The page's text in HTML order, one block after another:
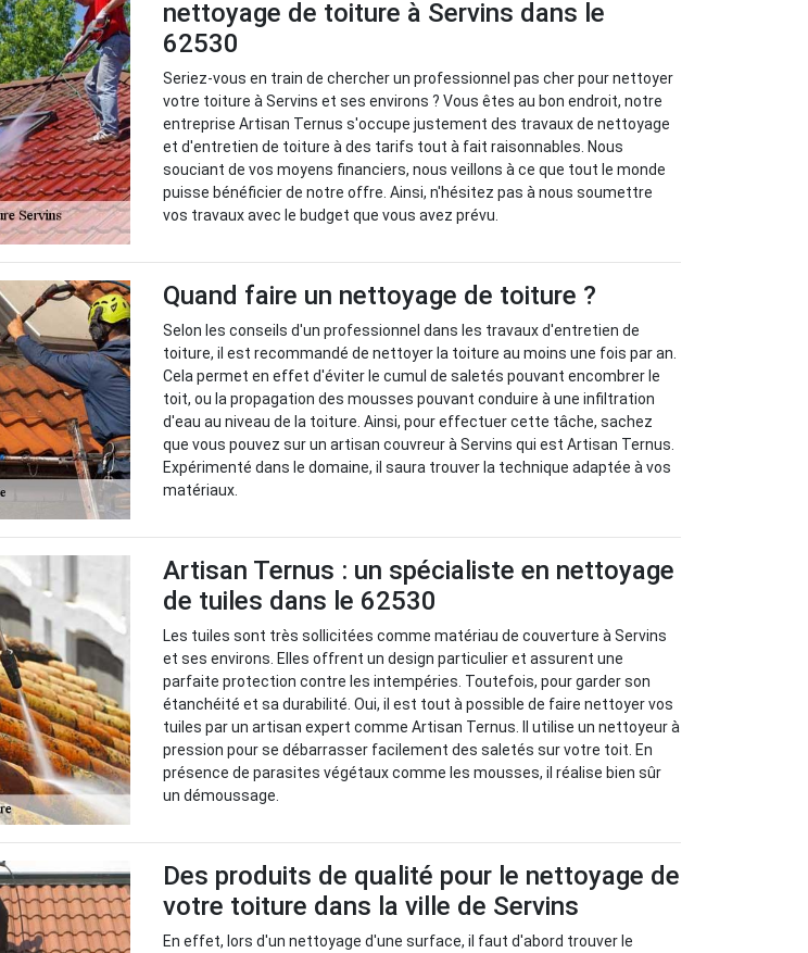
nettoyage de toiture à Servins dans le
62530
Seriez-vous en train de chercher un professionnel pas cher pour nettoyer
votre toiture à Servins et ses environs ? Vous êtes au bon endroit, notre
entreprise Artisan Ternus s'occupe justement des travaux de nettoyage
et d'entretien de toiture à des tarifs tout à fait raisonnables. Nous
souciant de vos moyens financiers, nous veillons à ce que tout le monde
puisse bénéficier de notre offre. Ainsi, n'hésitez pas à nous soumettre
vos travaux avec le budget que vous avez prévu.
Quand faire un nettoyage de toiture ?
Selon les conseils d'un professionnel dans les travaux d'entretien de
toiture, il est recommandé de nettoyer la toiture au moins une fois par an.
Cela permet en effet d'éviter le cumul de saletés pouvant encombrer le
toit, ou la propagation des mousses pouvant conduire à une infiltration
d'eau au niveau de la toiture. Ainsi, pour effectuer cette tâche, sachez
que vous pouvez sur un artisan couvreur à Servins qui est Artisan Ternus.
Expérimenté dans le domaine, il saura trouver la technique adaptée à vos
matériaux.
Artisan Ternus : un spécialiste en nettoyage
de tuiles dans le 62530
Les tuiles sont très sollicitées comme matériau de couverture à Servins
et ses environs. Elles offrent un design particulier et assurent une
parfaite protection contre les intempéries. Toutefois, pour garder son
étanchéité et sa durabilité. Oui, il est tout à possible de faire nettoyer vos
tuiles par un artisan expert comme Artisan Ternus. Il utilise un nettoyeur à
pression pour se débarrasser facilement des saletés sur votre toit. En
présence de parasites végétaux comme les mousses, il réalise bien sûr
un démoussage.
Des produits de qualité pour le nettoyage de
votre toiture dans la ville de Servins
En effet, lors d'un nettoyage d'une surface, il faut d'abord trouver le